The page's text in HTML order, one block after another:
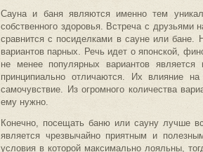
Сауна и баня являются именно тем
собственного здоровья. Встреча с друзьями
сравнится с посиделками в сауне или бане.
вариантов парных. Речь идет о японской,
не менее популярных вариантов
принципиально отличаются. Их влияние
самочувствие. Из огромного количества
ему нужно.
Конечно, посещать баню или сауну лучше
является чрезвычайно приятным и
условия в которой максимально лояльны,